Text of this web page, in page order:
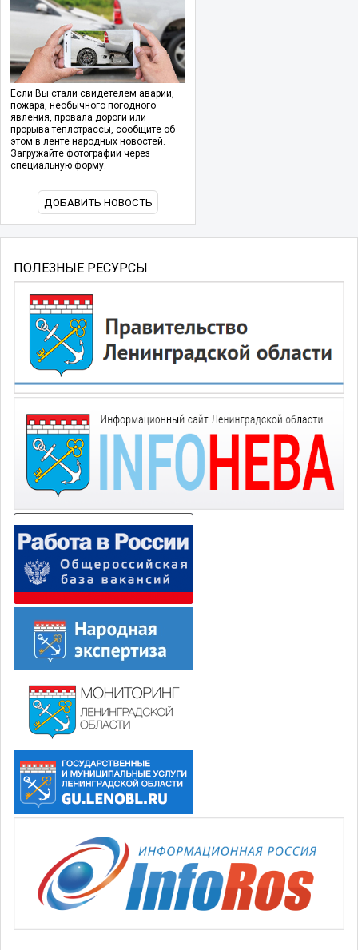
Если Вы стали свидетелем аварии,
пожара, необычного погодного
явления, провала дороги или
прорыва теплотрассы, сообщите об
этом в ленте народных новостей.
Загружайте фотографии через
специальную форму.
ДОБАВИТЬ НОВОСТЬ
ПОЛЕЗНЫЕ РЕСУРСЫ